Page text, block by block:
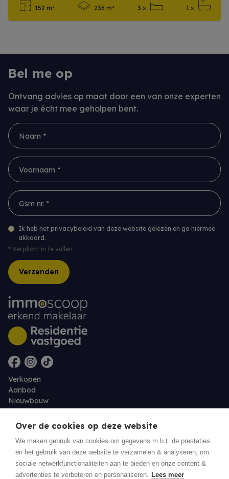
152 m² 235 m² 3 x 1 x
Bel me op
Ontvang advies op maat door een van onze experten
waar je écht mee geholpen bent.
Naam *
Voornaam *
Gsm nr. *
Ik heb het privacybeleid van deze website gelezen en ga hiermee
akkoord.
* Verplicht in te vullen
Verzenden
Verkopen
Aanbod
Nieuwbouw
Over ons
Contact
Eigenaarslogin
Over de cookies op deze website
We maken gebruik van cookies om gegevens m.b.t. de prestaties
en het gebruik van deze website te verzamelen & analyseren, om
sociale netwerkfunctionaliteiten aan te bieden en onze content &
advertenties te verbeteren en personaliseren. Lees meer